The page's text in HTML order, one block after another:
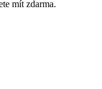
mít zdarma.